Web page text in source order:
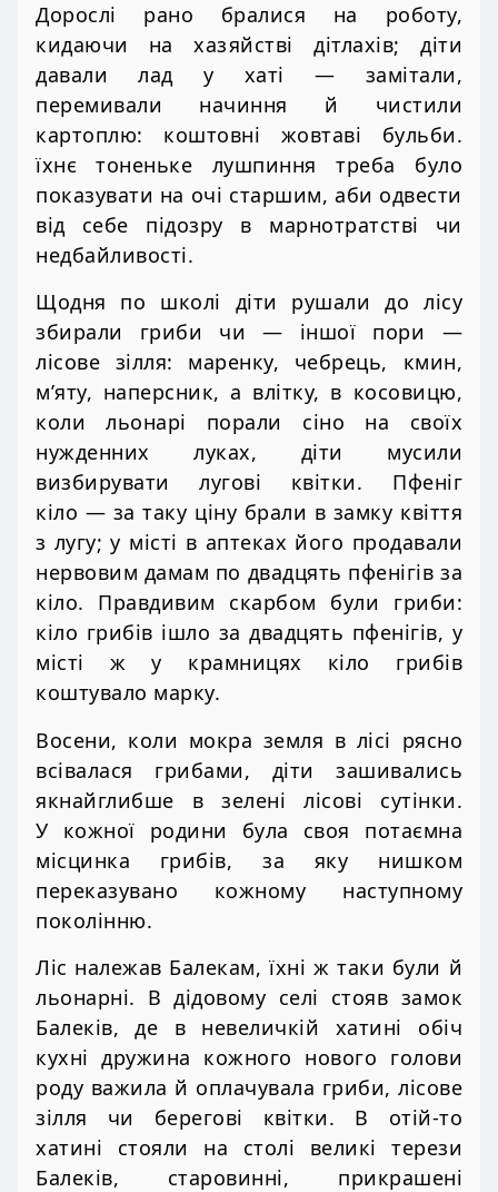
Дорослі рано бралися на роботу,
кидаючи на хазяйстві дітлахів; діти
давали лад у хаті — замітали,
перемивали начиння й чистили
картоплю: коштовні жовтаві бульби.
їхнє тоненьке лушпиння треба було
показувати на очі старшим, аби одвести
від себе підозру в марнотратстві чи
недбайливості.
Щодня по школі діти рушали до лісу
збирали гриби чи — іншої пори —
лісове зілля: маренку, чебрець, кмин,
м’яту, наперсник, а влітку, в косовицю,
коли льонарі порали сіно на своїх
нужденних луках, діти мусили
визбирувати лугові квітки. Пфеніг
кіло — за таку ціну брали в замку квіття
з лугу; у місті в аптеках його продавали
нервовим дамам по двадцять пфенігів за
кіло. Правдивим скарбом були гриби:
кіло грибів ішло за двадцять пфенігів, у
місті ж у крамницях кіло грибів
коштувало марку.
Восени, коли мокра земля в лісі рясно
всівалася грибами, діти зашивались
якнайглибше в зелені лісові сутінки.
У кожної родини була своя потаємна
місцинка грибів, за яку нишком
переказувано кожному наступному
поколінню.
Ліс належав Балекам, їхні ж таки були й
льонарні. В дідовому селі стояв замок
Балеків, де в невеличкій хатині обіч
кухні дружина кожного нового голови
роду важила й оплачувала гриби, лісове
зілля чи берегові квітки. В отій-то
хатині стояли на столі великі терези
Балеків, старовинні, прикрашені